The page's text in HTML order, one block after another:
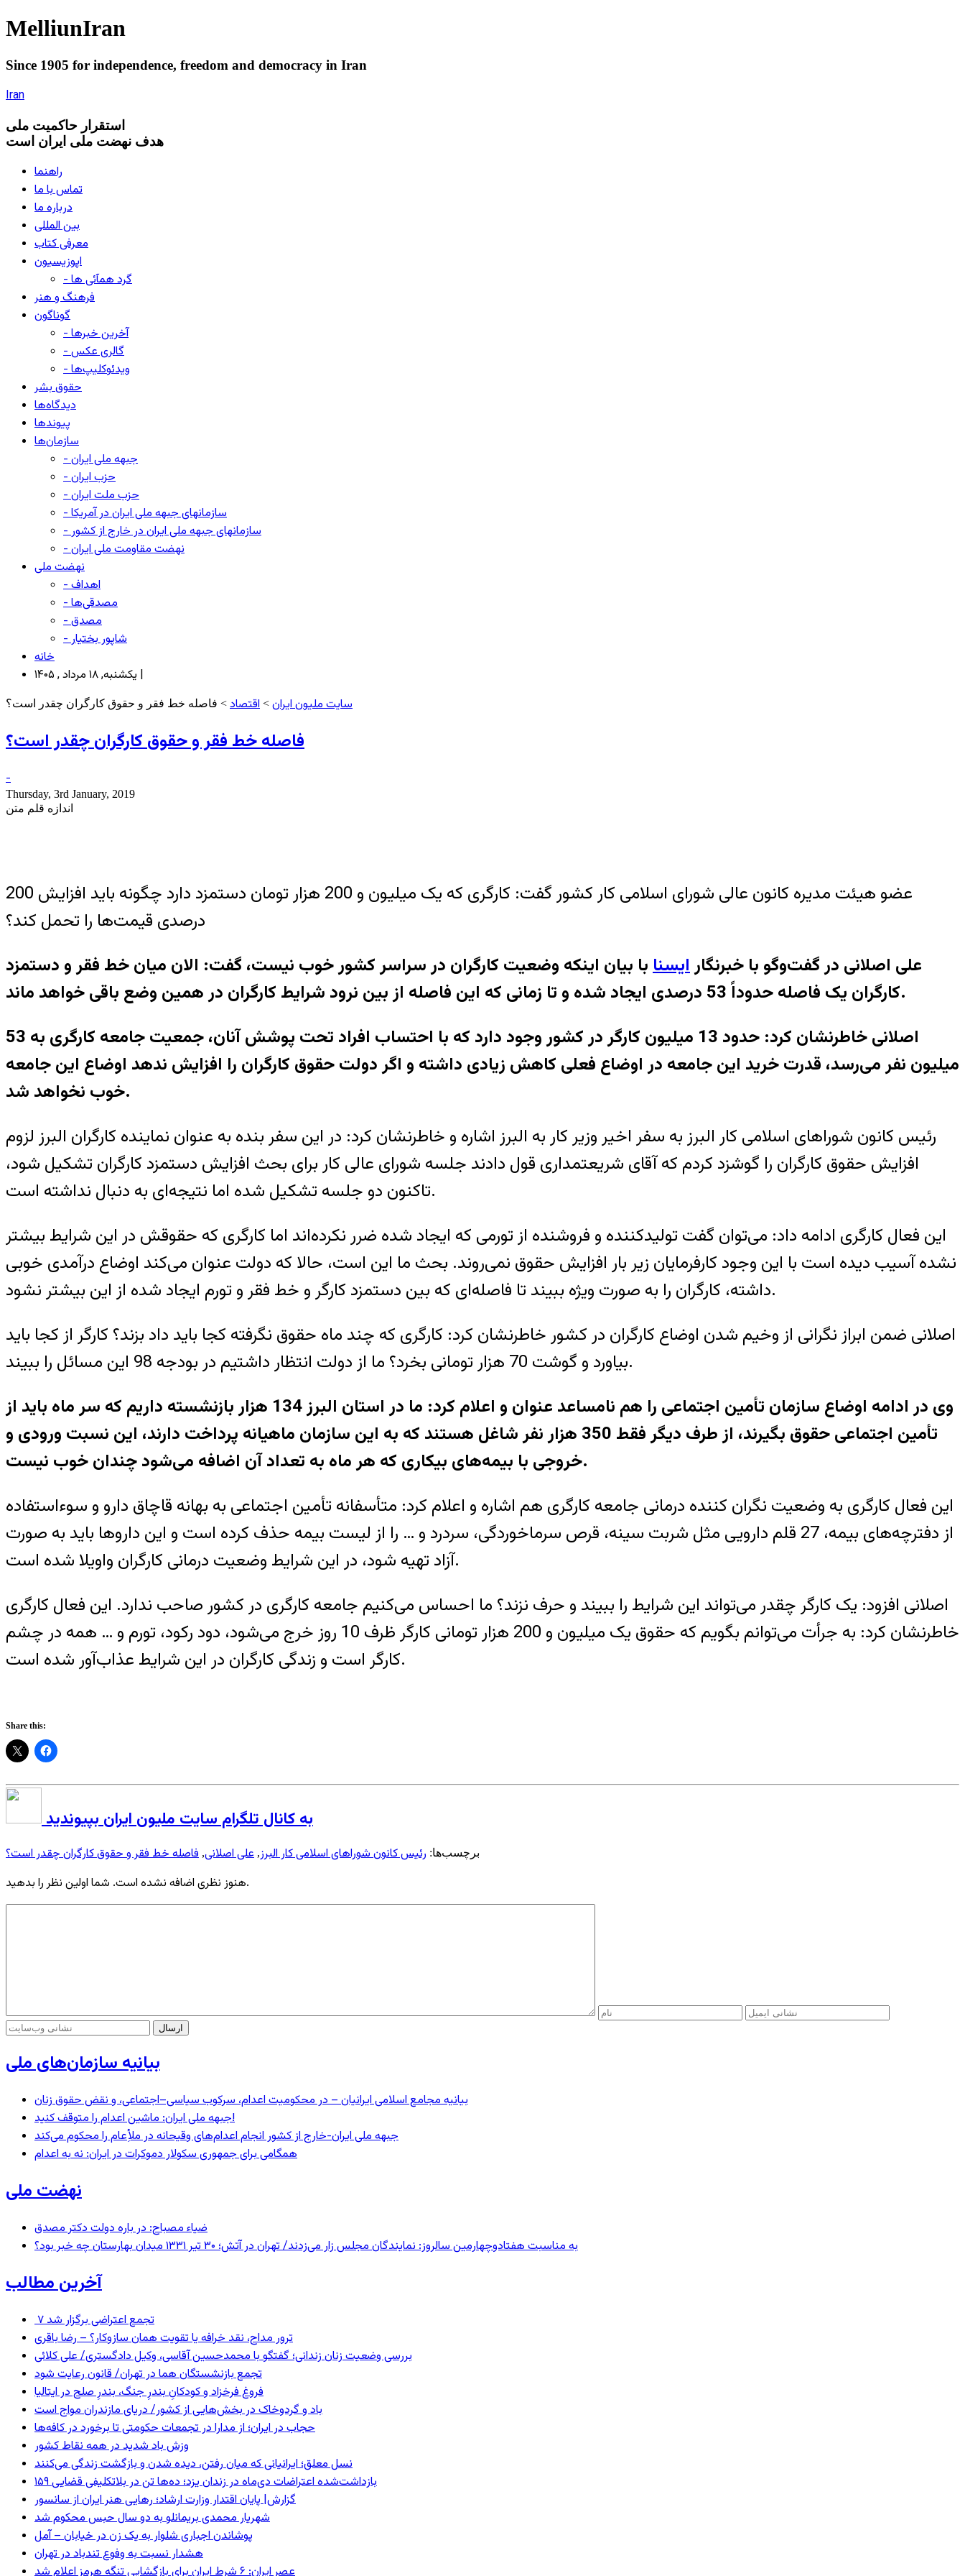
MelliunIran
Since 1905 for independence, freedom and democracy in Iran
Iran
استقرار حاکميت ملی
هدف نهضت ملی ایران است
راهنما
تماس با ما
درباره ما
بین المللی
معرفی کتاب
اپوزیسیون
- گرد همآئی ها
فرهنگ و هنر
گوناگون
- آخرین خبرها
- گالری عکس
- ویدئوکلیپ‌ها
حقوق بشر
دیدگاه‌ها
پیوندها
سازمان‌ها
- جبهه ملی ایران
- حزب ایران
- حزب ملت ایران
- سازمانهای جبهه ملی ایران در آمریکا
- سازمانهای جبهه ملی ایران در خارج از کشور
- نهضت مقاومت ملی ایران
نهضت ملی
- اهداف
- مصدقی‌ها
- مصدق
- شاپور بختیار
خانه
یکشنبه, ۱۸ مرداد , ۱۴۰۵ |
سایت ملیون ایران > اقتصاد > فاصله خط فقر و حقوق کارگران چقدر است؟
فاصله خط فقر و حقوق کارگران چقدر است؟
-
Thursday, 3rd January, 2019
اندازه قلم متن
عضو هیئت مدیره کانون عالی شورای اسلامی کار کشور گفت: کارگری که یک میلیون و 200 هزار تومان دستمزد دارد چگونه باید افزایش 200
درصدی قیمت‌ها را تحمل کند؟
علی اصلانی در گفت‌وگو با خبرنگارایسنابا بیان اینکه وضعیت کارگران در سراسر کشور خوب نیست، گفت: الان میان خط فقر و دستمزد
کارگران یک فاصله حدوداً 53 درصدی ایجاد شده و تا زمانی که این فاصله از بین نرود شرایط کارگران در همین وضع باقی خواهد ماند.
اصلانی خاطرنشان کرد: حدود 13 میلیون کارگر در کشور وجود دارد که با احتساب افراد تحت پوشش آنان، جمعیت جامعه کارگری به 53
میلیون نفر می‌رسد، قدرت خرید این جامعه در اوضاع فعلی کاهش زیادی داشته و اگر دولت حقوق کارگران را افزایش ندهد اوضاع این جامعه
خوب نخواهد شد.
رئیس کانون شوراهای اسلامی کار البرز به سفر اخیر وزیر کار به البرز اشاره و خاطرنشان کرد: در این سفر بنده به عنوان نماینده کارگران البرز لزوم
افزایش حقوق کارگران را گوشزد کردم که آقای شریعتمداری قول دادند جلسه شورای عالی کار برای بحث افزایش دستمزد کارگران تشکیل شود،
تاکنون دو جلسه تشکیل شده اما نتیجه‌ای به دنبال نداشته است.
این فعال کارگری ادامه داد: می‌توان گفت تولیدکننده و فروشنده از تورمی که ایجاد شده ضرر نکرده‌اند اما کارگری که حقوقش در این شرایط بیشتر
نشده آسیب دیده است با این وجود کارفرمایان زیر بار افزایش حقوق نمی‌روند. بحث ما این است، حالا که دولت عنوان می‌کند اوضاع درآمدی خوبی
داشته، کارگران را به صورت ویژه ببیند تا فاصله‌ای که بین دستمزد کارگر و خط فقر و تورم ایجاد شده از این بیشتر نشود.
اصلانی ضمن ابراز نگرانی از وخیم شدن اوضاع کارگران در کشور خاطرنشان کرد: کارگری که چند ماه حقوق نگرفته کجا باید داد بزند؟ کارگر از کجا باید
بیاورد و گوشت 70 هزار تومانی بخرد؟ ما از دولت انتظار داشتیم در بودجه 98 این مسائل را ببیند.
وی در ادامه اوضاع سازمان تأمین اجتماعی را هم نامساعد عنوان و اعلام کرد: ما در استان البرز 134 هزار بازنشسته داریم که سر ماه باید از
تأمین اجتماعی حقوق بگیرند، از طرف دیگر فقط 350 هزار نفر شاغل هستند که به این سازمان ماهیانه پرداخت دارند، این نسبت ورودی و
خروجی با بیمه‌های بیکاری که هر ماه به تعداد آن اضافه می‌شود چندان خوب نیست.
این فعال کارگری به وضعیت نگران کننده درمانی جامعه کارگری هم اشاره و اعلام کرد: متأسفانه تأمین اجتماعی به بهانه قاچاق دارو و سوءاستفاده
از دفترچه‌های بیمه، 27 قلم دارویی مثل شربت سینه، قرص سرماخوردگی، سردرد و … را از لیست بیمه حذف کرده است و این داروها باید به صورت
آزاد تهیه شود، در این شرایط وضعیت درمانی کارگران واویلا شده است.
اصلانی افزود: یک کارگر چقدر می‌تواند این شرایط را ببیند و حرف نزند؟ ما احساس می‌کنیم جامعه کارگری در کشور صاحب ندارد. این فعال کارگری
خاطرنشان کرد: به جرأت می‌توانم بگویم که حقوق یک میلیون و 200 هزار تومانی کارگر ظرف 10 روز خرج می‌شود، دود رکود، تورم و … همه در چشم
کارگر است و زندگی کارگران در این شرایط عذاب‌آور شده است.
Share this:
به کانال تلگرام سایت ملیون ایران بپیوندید
برچسب‌ها: رئیس کانون شوراهای اسلامی کار البرز, علی اصلانی, فاصله خط فقر و حقوق کارگران چقدر است؟
هنوز نظری اضافه نشده است. شما اولین نظر را بدهید.
بیانیه سازمان‌های ملی
بیانیه مجامع اسلامی ایرانیان – در محکومیت اعدام، سرکوب سیاسی–اجتماعی، و نقض حقوق زنان
جبهه ملی ایران: ماشین اعدام را متوقف کنید!
جبهه ملی ایران-خارج از کشور انجام اعدام‌های وقیحانه در ملأِعام را محکوم می‌کند
همگامی برای جمهوری سکولار دموکرات در ایران: نه به اعدام
نهضت ملی
ضیاء مصباح: در باره دولت دکتر مصدق
به مناسبت هفتادوچهارمین سالروز: نمایندگان مجلس زار می‌زدند/ تهران در آتش؛ ۳۰ تیر ۱۳۳۱ میدان بهارستان چه خبر بود؟
آخرین مطالب
۷ تجمع اعتراضی برگزار شد
ترور مداح، نقد خرافه یا تقویت همان سازوکار؟ – رضا باقری
بررسی وضعیت زنان زندانی؛ گفتگو با محمدحسین آقاسی، وکیل دادگستری/ علی کلائی
تجمع بازنشستگان هما در تهران/ قانون رعایت شود
فروغ فرخزاد و کودکانِ بندرِ جنگ، بندرِ صلح در ایتالیا
باد و گردوخاک در بخش‌هایی از کشور/ دریای مازندران مواج است
حجاب در ایران؛ از مدارا در تجمعات حکومتی تا برخورد در کافه‌ها
وزش باد شدید در همه نقاط کشور
نسل معلق؛ ایرانیانی که میان رفتن، دیده شدن و بازگشت زندگی می‌کنند
۱۵۹ بازداشت‌شده اعتراضات دی‌ماه در زندان یزد؛ ده‌ها تن در بلاتکلیفی قضایی
گزارش| پایان اقتدار وزارت ارشاد؛ رهایی هنر ایران از سانسور
شهریار محمدی بریمانلو به دو سال حبس محکوم شد
پوشاندن اجباری شلوار به یک زن در خیابان – آمل
هشدار نسبت به وفوع تندباد در تهران
عصر ایران: ۶ شرط ایران برای بازگشایی تنگه هرمز اعلام شد